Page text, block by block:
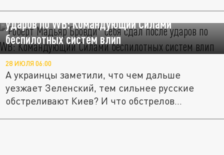
Роберт "Мадьяр" Бровди* себя "сдал" после
ударов по WB: Командующий Силами
беспилотных систем влип
28 ИЮЛЯ 06:00
А украинцы заметили, что чем дальше
уезжает Зеленский, тем сильнее русские
обстреливают Киев? И что обстрелов...